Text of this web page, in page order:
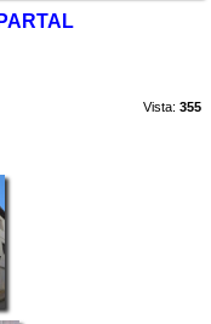
Vista: 355